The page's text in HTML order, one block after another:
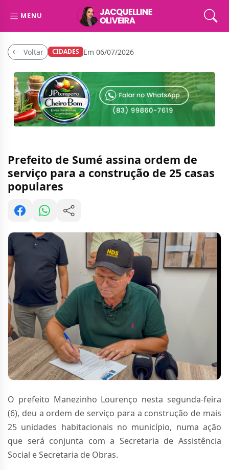
MENU
Voltar CIDADES Em 06/07/2026
Prefeito de Sumé assina ordem de
serviço para a construção de 25 casas
populares
O prefeito Manezinho Lourenço nesta segunda-feira
(6), deu a ordem de serviço para a construção de mais
25 unidades habitacionais no município, numa ação
que será conjunta com a Secretaria de Assistência
Social e Secretaria de Obras.